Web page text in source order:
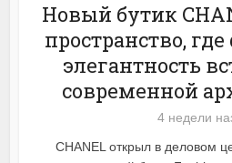
Новый бутик
пространство,
элегантность
современной
4 недели
CHANEL открыл в деловом